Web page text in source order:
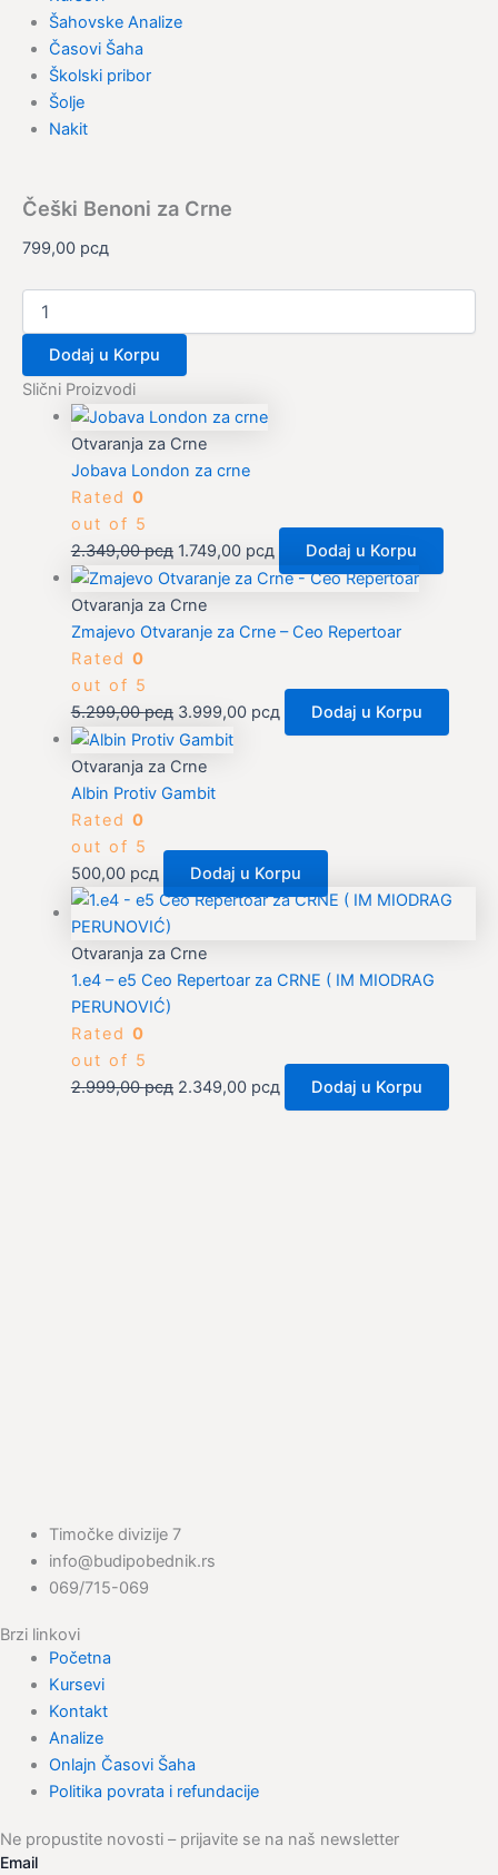
Šahovske Analize
Časovi Šaha
Školski pribor
Šolje
Nakit
Češki Benoni za Crne
799,00 рсд
Dodaj u Korpu
Slični Proizvodi
Otvaranja za Crne
Jobava London za crne
Rated 0
out of 5
2.349,00рсд 1.749,00 рсд Dodaj u Korpu
Otvaranja za Crne
Zmajevo Otvaranje za Crne – Ceo Repertoar
Rated 0
out of 5
5.299,00рсд 3.999,00 рсд Dodaj u Korpu
Otvaranja za Crne
Albin Protiv Gambit
Rated 0
out of 5
500,00 рсд Dodaj u Korpu
Otvaranja za Crne
1.e4 – e5 Ceo Repertoar za CRNE ( IM MIODRAG
PERUNOVIĆ)
Rated 0
out of 5
2.999,00рсд 2.349,00 рсд Dodaj u Korpu
Timočke divizije 7
info@budipobednik.rs
069/715-069
Brzi linkovi
Početna
Kursevi
Kontakt
Analize
Onlajn Časovi Šaha
Politika povrata i refundacije
Ne propustite novosti – prijavite se na naš newsletter
Email